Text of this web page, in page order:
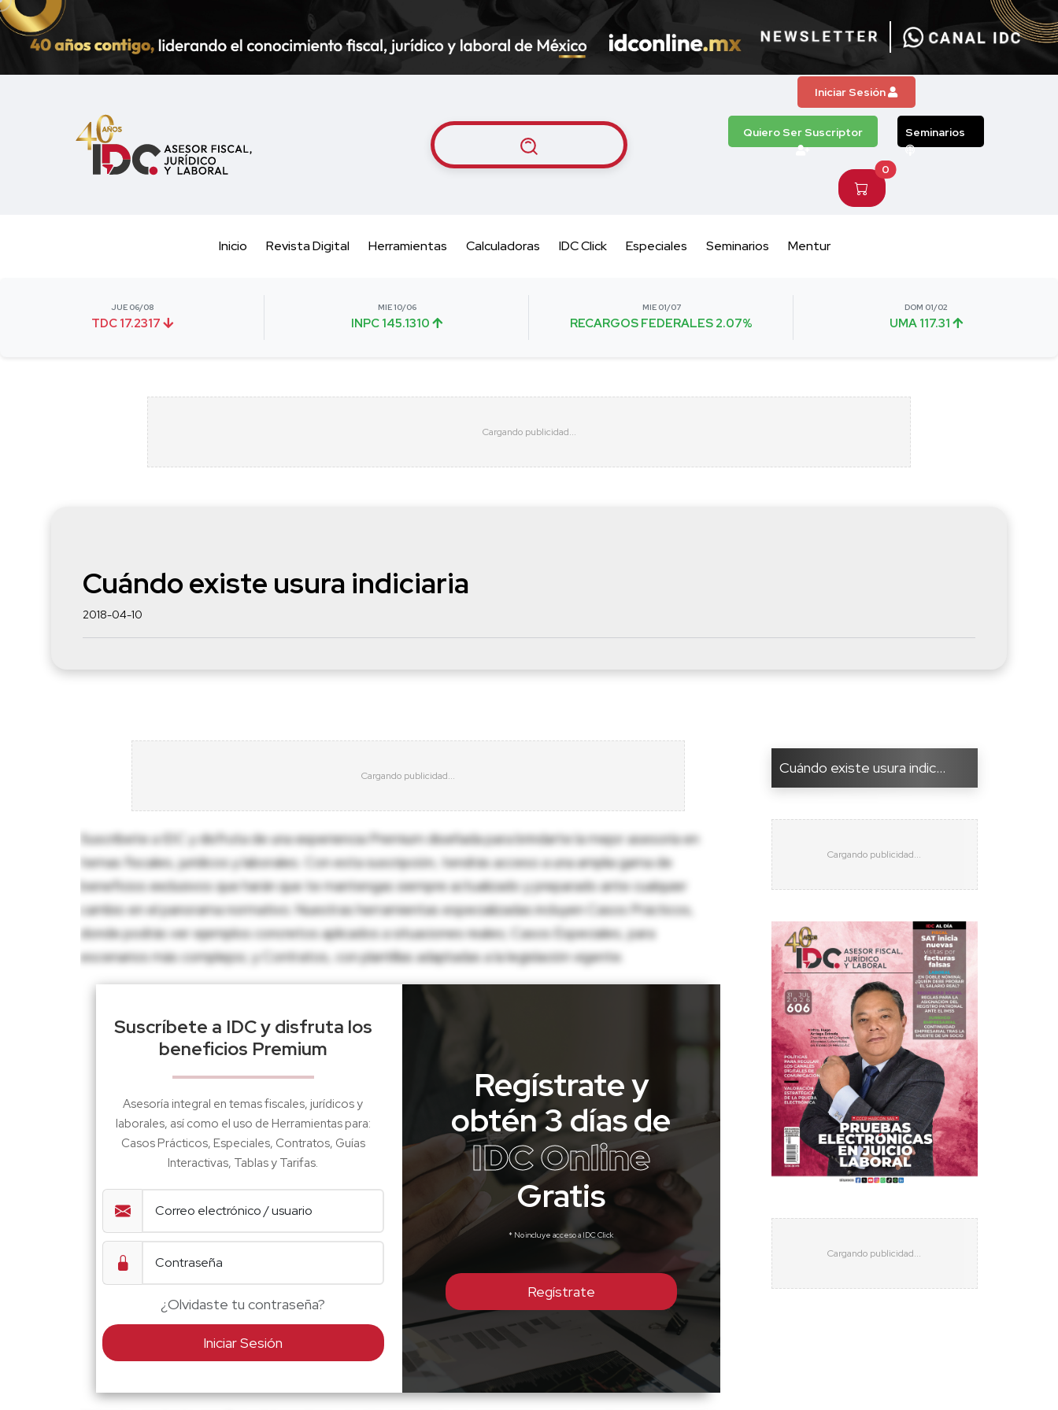
Iniciar Sesión
Quiero Ser Suscriptor Seminarios
0
Inicio Revista Digital Herramientas Calculadoras IDC Click Especiales Seminarios Mentur
JUE 06/08
TDC 17.2317
MIE 10/06
INPC 145.1310
MIE 01/07
RECARGOS FEDERALES 2.07%
DOM 01/02
UMA 117.31
Cuándo existe usura indiciaria
2018-04-10
Suscríbete a IDC y disfruta de una experiencia Premium diseñada para brindarte la mejor asesoría en
temas fiscales, jurídicos y laborales. Con esta suscripción, tendrás acceso a una amplia gama de
beneficios exclusivos que harán que te mantengas siempre actualizado y preparado ante cualquier
cambio en el panorama normativo. Nuestras herramientas especializadas incluyen Casos Prácticos,
donde podrás ver ejemplos concretos aplicados a situaciones reales; Casos Especiales, para
escenarios más complejos; y Contratos, con plantillas adaptadas a la legislación vigente.
Suscríbete a IDC y disfruta los
beneficios Premium
Asesoría integral en temas fiscales, jurídicos y
laborales, así como el uso de Herramientas para:
Casos Prácticos, Especiales, Contratos, Guías
Interactivas, Tablas y Tarifas.
¿Olvidaste tu contraseña?
Iniciar Sesión
Regístrate y
obtén 3 días de
IDC Online
Gratis
* No incluye acceso a IDC Click
Regístrate
Cuándo existe usura indic...